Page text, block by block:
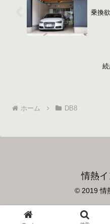
乗換欲
ホーム DB8
情熱
© 2019 情